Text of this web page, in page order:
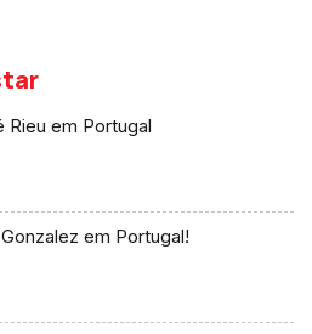
Rieu em Portugal
em Portugal!